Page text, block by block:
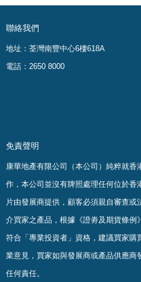
聯絡我們
地址：荃灣南豐中心6樓618A
電話：2650 8000
免責聲明
康華地產有限公司（本公司）純粹就
作，本公司並沒有牌照處理任何位於香
片由發展商提供，顧客必須親自審查或
介買家之產品，根據《證劵及期貨條例
符合「專業投資者」資格，建議買家購
業意見，買家如與發展商或產品供應商
任何責任。